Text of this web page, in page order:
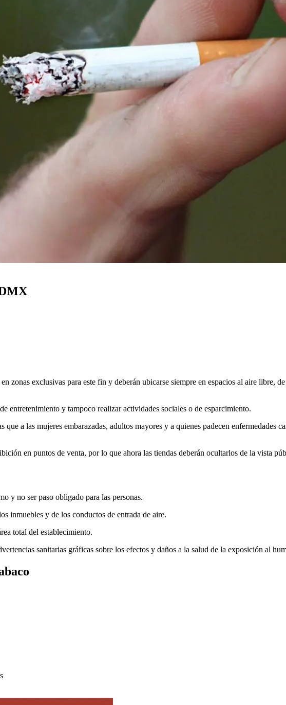
zonas exclusivas para este fin y deberán ubicarse siempre en espacios al aire libre,
entretenimiento y tampoco realizar actividades sociales o de esparcimiento.
a las mujeres embarazadas, adultos mayores y a quienes padecen enfermedades
en puntos de venta, por lo que ahora las tiendas deberán ocultarlos de la vista
y no ser paso obligado para las personas.
inmuebles y de los conductos de entrada de aire.
total del establecimiento.
sanitarias gráficas sobre los efectos y daños a la salud de la exposición al